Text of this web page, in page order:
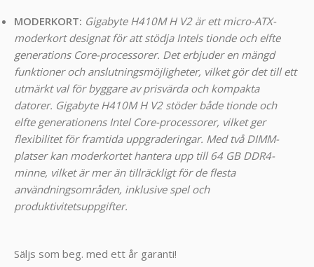
MODERKORT: Gigabyte H410M H V2 är ett micro-ATX-
moderkort designat för att stödja Intels tionde och elfte
generations Core-processorer. Det erbjuder en mängd
funktioner och anslutningsmöjligheter, vilket gör det till ett
utmärkt val för byggare av prisvärda och kompakta
datorer. Gigabyte H410M H V2 stöder både tionde och
elfte generationens Intel Core-processorer, vilket ger
flexibilitet för framtida uppgraderingar. Med två DIMM-
platser kan moderkortet hantera upp till 64 GB DDR4-
minne, vilket är mer än tillräckligt för de flesta
användningsområden, inklusive spel och
produktivitetsuppgifter.
Säljs som beg. med ett år garanti!